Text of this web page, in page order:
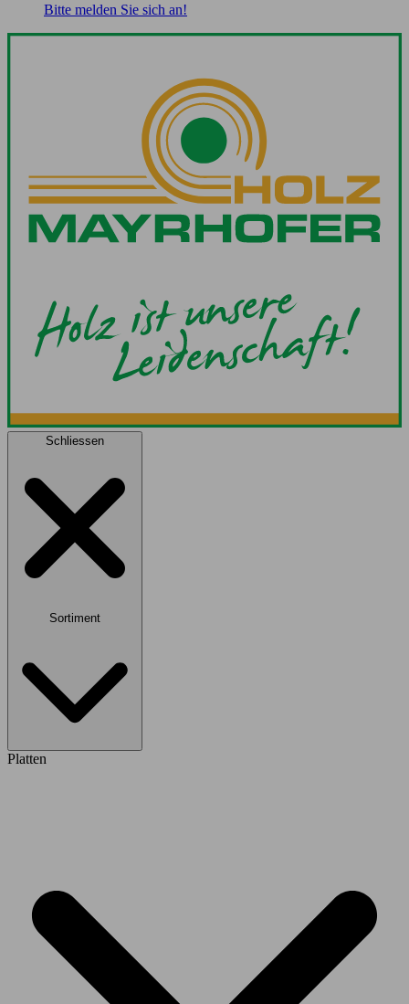
Bitte melden Sie sich an!
Schliessen
Sortiment
Platten